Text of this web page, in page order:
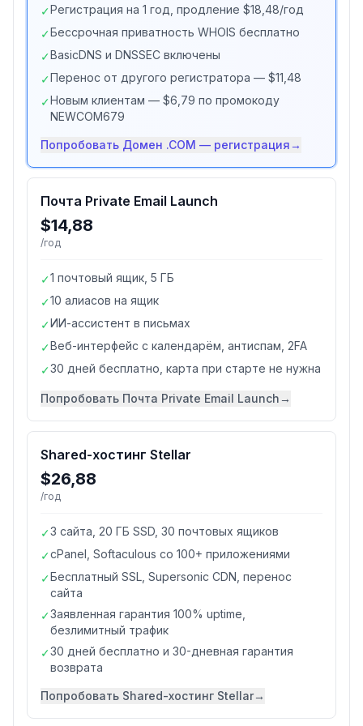
✓Регистрация на 1 год, продление $18,48/год
✓Бессрочная приватность WHOIS бесплатно
✓BasicDNS и DNSSEC включены
✓Перенос от другого регистратора — $11,48
✓Новым клиентам — $6,79 по промокоду
NEWCOM679
Попробовать Домен .COM — регистрация→
Почта Private Email Launch
$14,88
/год
✓1 почтовый ящик, 5 ГБ
✓10 алиасов на ящик
✓ИИ-ассистент в письмах
✓Веб-интерфейс с календарём, антиспам, 2FA
✓30 дней бесплатно, карта при старте не нужна
Попробовать Почта Private Email Launch→
Shared-хостинг Stellar
$26,88
/год
✓3 сайта, 20 ГБ SSD, 30 почтовых ящиков
✓cPanel, Softaculous со 100+ приложениями
✓Бесплатный SSL, Supersonic CDN, перенос
сайта
✓Заявленная гарантия 100% uptime,
безлимитный трафик
✓30 дней бесплатно и 30-дневная гарантия
возврата
Попробовать Shared-хостинг Stellar→